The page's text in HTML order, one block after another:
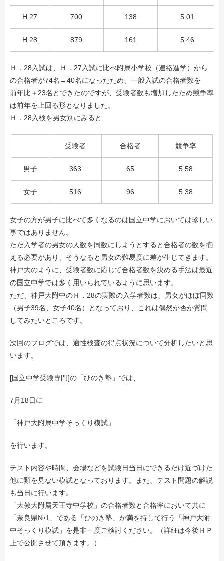
H.27 700 138 5.01
H.28 879 161 5.46
Ｈ．28入試は、Ｈ．27入試に比べ附属小学校（連絡進学）から
の合格者が74名→40名になったため、一般入試の合格者数を
前年比＋23名とできたのですが、受験者数も増加したため競争率
は前年を上回る形となりました。
Ｈ．28入検を男女別にみると
受験者 合格者 競争率
男子 363 65 5.58
女子 516 96 5.38
女子の方が男子に比べて多くなるのは国立中学においては珍しい
事ではありません。
ただ入学者の男女の人数を同数にしようとすると合格者の数を揃
える必要があり、そうなると男女の難易度に差が生じてきます。
神戸大のように、受験者数に応じて合格者数を決める手法は最近
の国立中学では多く用いられているように思います。
ただ、神戸大附中のＨ．28の実際の入学者数は、男女がほぼ同数
（男子39名、女子40名）となっており、これは偶然か否か質問
してみたいところです。
次回のブログでは、適性検査の得点状況について分析したいと思
います。
[国立中学受験専門]の「ひのき塾」では、
7月18日に
「神戸大附属中学そっくり模試」
を行います。
テスト内容や時間、会場などを試験日当日にできるだけ近づけた
他に類を見ない模試となっております。また、テスト問題の解説
も当日に行います。
「大教大附属天王寺中学校」の合格者数と合格率において共に
「奈良県№1」である「ひのき塾」が満を持して行う「神戸大附
中そっくり模試」を是非一度ご検討ください。（詳細は今後ＨＰ
上で公開させて頂きます。）